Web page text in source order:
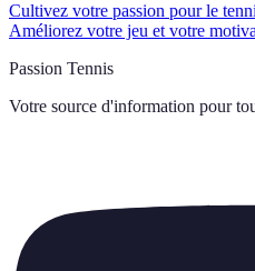
Cultivez votre passion pour le
Améliorez votre jeu et votre
Passion Tennis
Votre source d'information pour